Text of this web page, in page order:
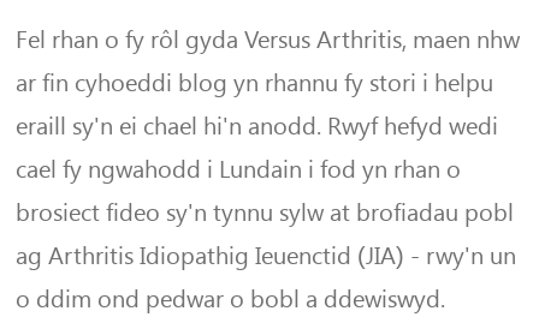
Fel rhan o fy rôl gyda Versus Arthritis, maen nhw
ar fin cyhoeddi blog yn rhannu fy stori i helpu
eraill sy'n ei chael hi'n anodd. Rwyf hefyd wedi
cael fy ngwahodd i Lundain i fod yn rhan o
brosiect fideo sy'n tynnu sylw at brofiadau pobl
ag Arthritis Idiopathig Ieuenctid (JIA) - rwy'n un
o ddim ond pedwar o bobl a ddewiswyd.